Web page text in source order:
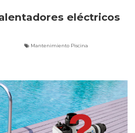
eléctricos
Mantenimiento Piscina